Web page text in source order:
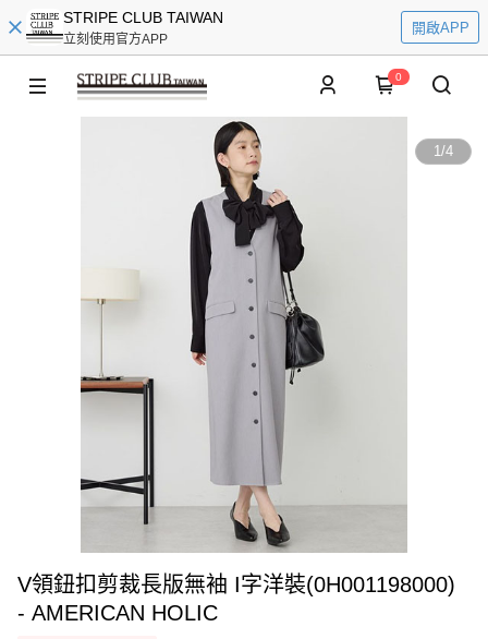
STRIPE CLUB TAIWAN
立刻使用官方APP
開啟APP
0
1/4
V領鈕扣剪裁長版無袖 I字洋裝(0H001198000)
- AMERICAN HOLIC